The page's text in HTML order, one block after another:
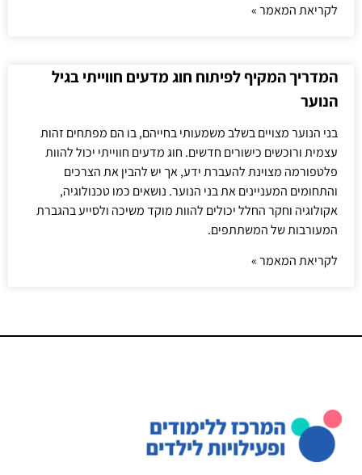
לקריאת המאמר »
המדריך המקיף לפיתוח חוג מדעים חווייתי בגיל
הנוער
בני הנוער מצויים בשלב משמעותי בחייהם, בו הם מפתחים זהות
עצמית ורוכשים כישורים חדשים. חוג מדעים חווייתי יכול להוות
פלטפורמה מצוינת להעברת ידע, אך יש להבין את הצרכים
והתחומים המעניינים את בני הנוער. נושאים כמו טכנולוגיה,
אקולוגיה וחקר החלל יכולים להוות מוקד משיכה ולסייע בהגברת
המעורבות של המשתתפים.
לקריאת המאמר »